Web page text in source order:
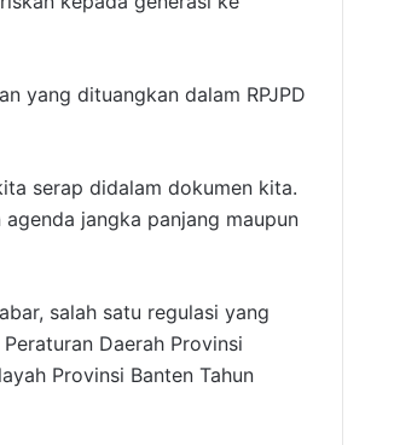
yang dituangkan dalam RPJPD
serap didalam dokumen kita.
jangka panjang maupun
salah satu regulasi yang
Daerah Provinsi
Provinsi Banten Tahun